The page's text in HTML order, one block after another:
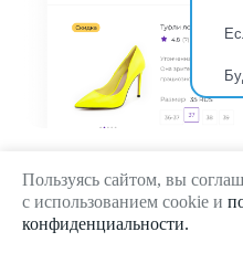
Пользуясь сайтом, вы
с использованием cookie и
конфиденциальности.